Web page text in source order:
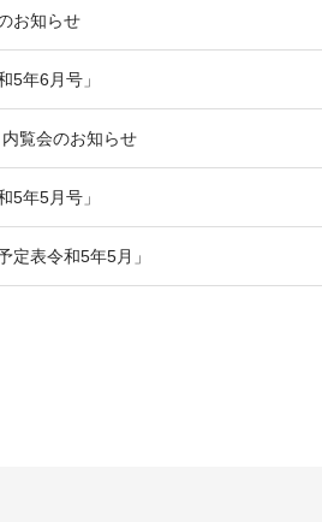
お知らせ
年6月号」
覧会のお知らせ
年5月号」
表令和5年5月」